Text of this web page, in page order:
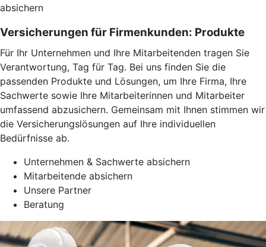
absichern
Versicherungen für Firmenkunden: Produkte
Für Ihr Unternehmen und Ihre Mitarbeitenden tragen Sie
Verantwortung, Tag für Tag. Bei uns finden Sie die
passenden Produkte und Lösungen, um Ihre Firma, Ihre
Sachwerte sowie Ihre Mitarbeiterinnen und Mitarbeiter
umfassend abzusichern. Gemeinsam mit Ihnen stimmen wir
die Versicherungslösungen auf Ihre individuellen
Bedürfnisse ab.
Unternehmen & Sachwerte absichern
Mitarbeitende absichern
Unsere Partner
Beratung